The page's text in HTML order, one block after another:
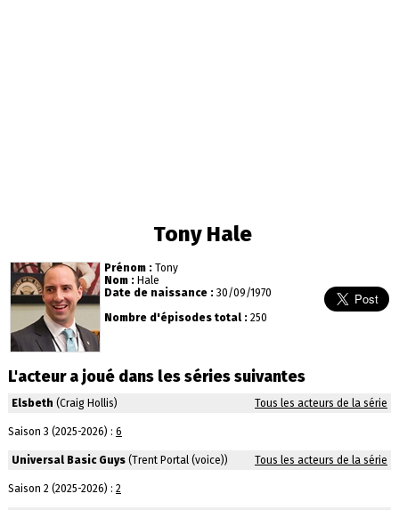
Tony Hale
Prénom : Tony
Nom : Hale
Date de naissance : 30/09/1970
Nombre d'épisodes total : 250
L'acteur a joué dans les séries suivantes
Elsbeth (Craig Hollis) Tous les acteurs de la série
Saison 3 (2025-2026) : 6
Universal Basic Guys(Trent Portal (voice)) Tous les acteurs de la série
Saison 2 (2025-2026) : 2